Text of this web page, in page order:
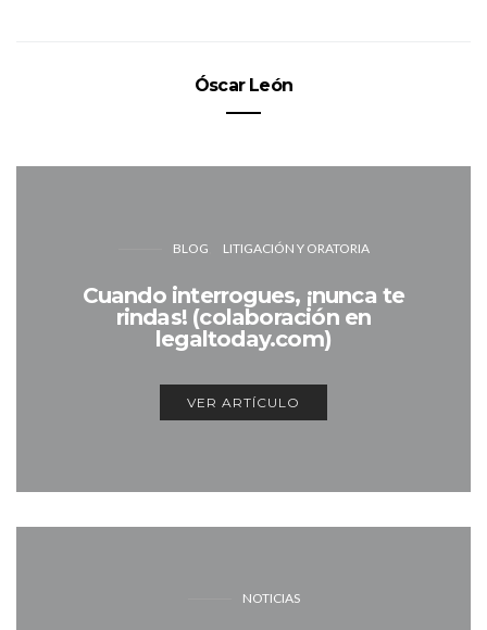
Óscar León
BLOG LITIGACIÓN Y ORATORIA
Cuando interrogues, ¡nunca te
rindas! (colaboración en
legaltoday.com)
VER ARTÍCULO
NOTICIAS